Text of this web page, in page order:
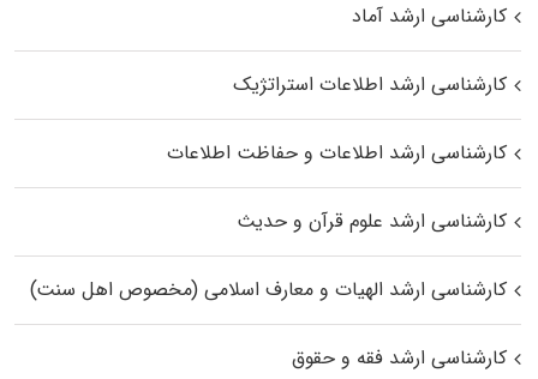
کارشناسی ارشد آماد
کارشناسی ارشد اطلاعات استراتژیک
کارشناسی ارشد اطلاعات و حفاظت اطلاعات
کارشناسی ارشد علوم قرآن و حدیث
کارشناسی ارشد الهیات و معارف اسلامی (مخصوص اهل سنت)
کارشناسی ارشد فقه و حقوق